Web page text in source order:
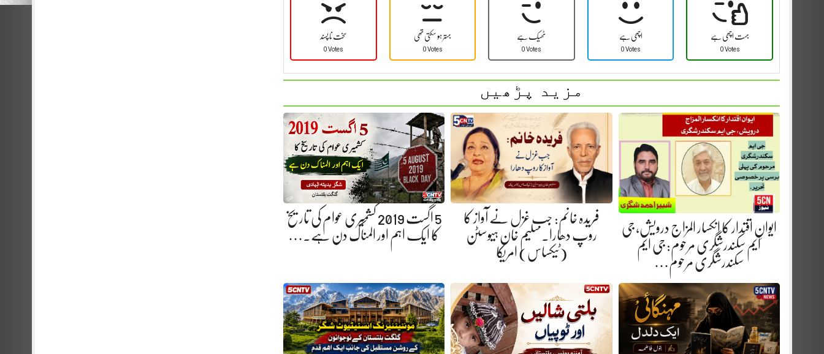
سخت نا پسند
0 Votes
بہتر ہو سکتی تھی
0 Votes
ٹھیک ہے
0 Votes
اچھی ہے
0 Votes
بہت اچھی ہے
0 Votes
مزید پڑھیں
ایوانِ اقتدار کا انکسار المزاج درویش، جی
ایم سکندرشگری مرحوم: جی ایم
سکندرشگری مرحوم…
فریدہ خانم: جب غزل نے آواز کا
روپ دھارا. سلیم خان ہیوسٹن
(ٹیکساس) امریکا
5 اگست 2019 کشمیری عوام کی تاریخ
کا ایک اہم اور المناک دن ہے.…